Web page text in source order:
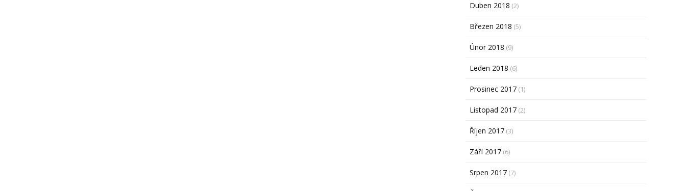
Duben 2018 (2)
Březen 2018 (5)
Únor 2018 (9)
Leden 2018 (6)
Prosinec 2017(1)
Listopad 2017(2)
Říjen 2017(3)
Září 2017(6)
Srpen 2017(7)